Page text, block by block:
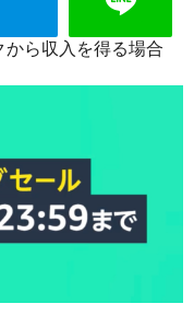
ら収入を得る場合